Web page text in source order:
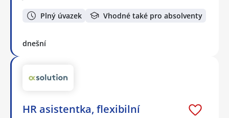
Plný úvazek Vhodné také pro absolventy
dnešní
HR asistentka, flexibilní